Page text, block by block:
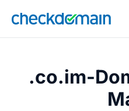
.co.im-